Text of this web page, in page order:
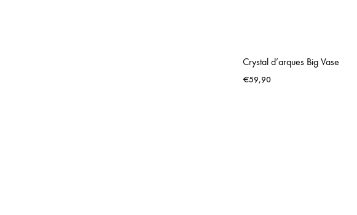
Crystal d’arques Big Vase
€59,90